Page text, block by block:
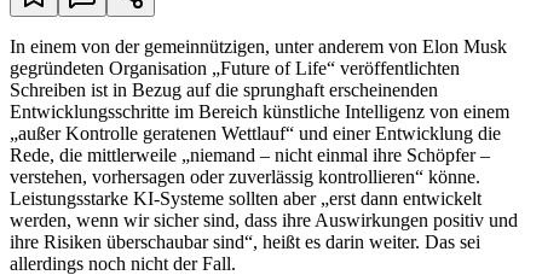
In einem von der gemeinnützigen, unter anderem von Elon Musk
gegründeten Organisation „Future of Life“ veröffentlichten
Schreiben ist in Bezug auf die sprunghaft erscheinenden
Entwicklungsschritte im Bereich künstliche Intelligenz von einem
„außer Kontrolle geratenen Wettlauf“ und einer Entwicklung die
Rede, die mittlerweile „niemand – nicht einmal ihre Schöpfer –
verstehen, vorhersagen oder zuverlässig kontrollieren“ könne.
Leistungsstarke KI-Systeme sollten aber „erst dann entwickelt
werden, wenn wir sicher sind, dass ihre Auswirkungen positiv und
ihre Risiken überschaubar sind“, heißt es darin weiter. Das sei
allerdings noch nicht der Fall.